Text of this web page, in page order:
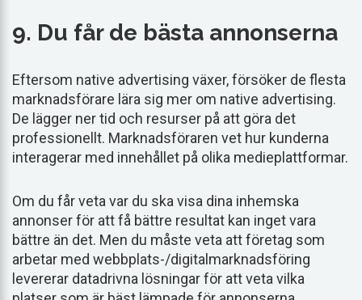
9. Du får de bästa annonserna
Eftersom native advertising växer, försöker de flesta
marknadsförare lära sig mer om native advertising.
De lägger ner tid och resurser på att göra det
professionellt. Marknadsföraren vet hur kunderna
interagerar med innehållet på olika medieplattformar.
Om du får veta var du ska visa dina inhemska
annonser för att få bättre resultat kan inget vara
bättre än det. Men du måste veta att företag som
arbetar med webbplats-/digitalmarknadsföring
levererar datadrivna lösningar för att veta vilka